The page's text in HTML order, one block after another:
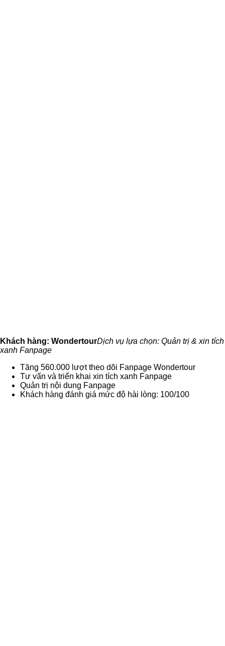
Khách hàng: WondertourDịch vụ lựa chọn: Quản trị & xin tích
xanh Fanpage
Tăng 560.000 lượt theo dõi Fanpage Wondertour
Tư vấn và triển khai xin tích xanh Fanpage
Quản trị nội dung Fanpage
Khách hàng đánh giá mức độ hài lòng: 100/100